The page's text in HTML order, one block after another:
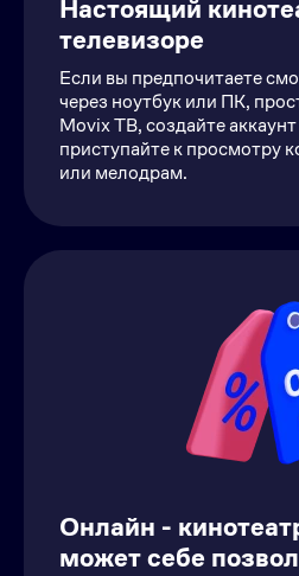
Настоящий
телевизоре
Если вы предпочитаете
через ноутбук или ПК,
Movix ТВ, создайте
приступайте к просмотру
или мелодрам.
Онлайн -
может себе